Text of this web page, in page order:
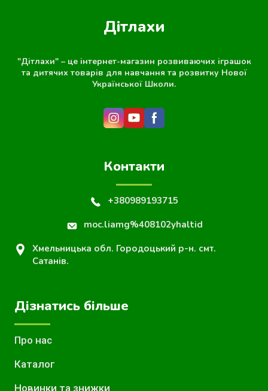
Дітлахи
"Дітлахи" – це інтернет-магазин розвиваючих іграшок
та дитячих товарів для навчання та розвитку Нової
Української Школи.
Контакти
+380989193715
moc.liamg%408102yhaltid
Хмельницька обл. Городоцький р-н. смт.
Сатанів.
Дізнатись більше
Про нас
Каталог
Новинки та знижки